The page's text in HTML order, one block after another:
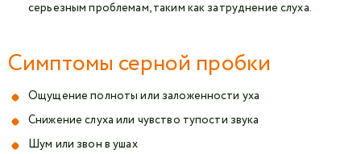
серьезным проблемам, таким как затруднение слуха.
Симптомы серной пробки
Ощущение полноты или заложенности уха
Снижение слуха или чувство тупости звука
Шум или звон в ушах